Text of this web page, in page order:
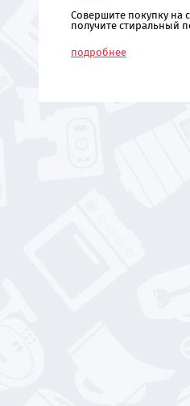
Совершите покупку на
получите стиральный
подробнее